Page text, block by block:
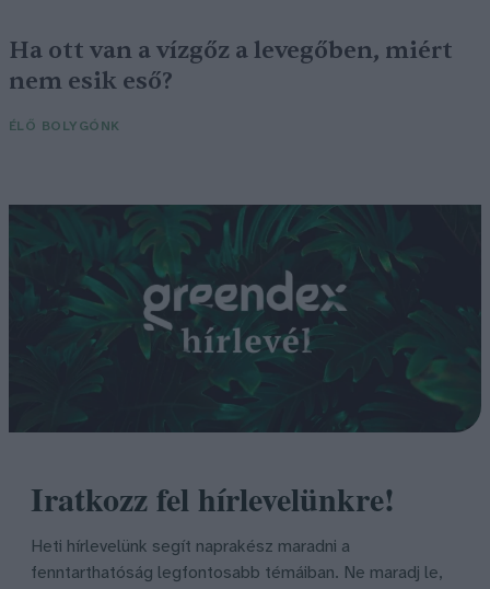
Ha ott van a vízgőz a levegőben, miért
nem esik eső?
ÉLŐ BOLYGÓNK
Iratkozz fel hírlevelünkre!
Heti hírlevelünk segít naprakész maradni a
fenntarthatóság legfontosabb témáiban. Ne maradj le,